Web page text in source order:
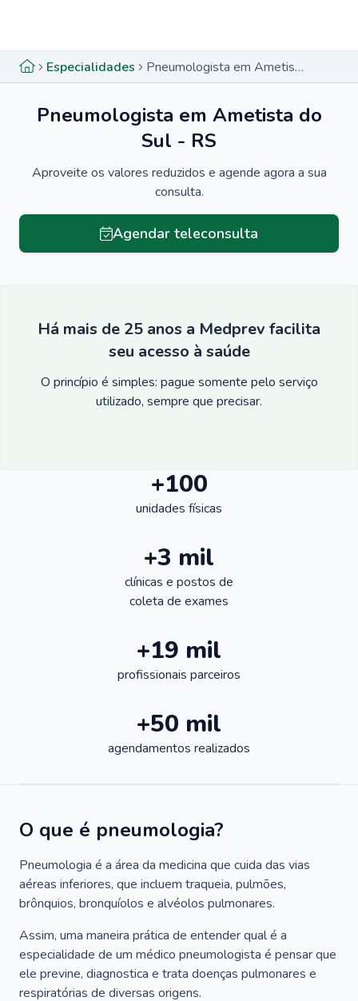
Especialidades Pneumologista em Ametista do Sul - RS
Pneumologista em Ametista do
Sul - RS
Aproveite os valores reduzidos e agende agora a sua
consulta.
Agendar teleconsulta
Há mais de 25 anos a Medprev facilita
seu acesso à saúde
O princípio é simples: pague somente pelo serviço
utilizado, sempre que precisar.
+100
unidades físicas
+3 mil
clínicas e postos de
coleta de exames
+19 mil
profissionais parceiros
+50 mil
agendamentos realizados
O que é pneumologia?
Pneumologia é a área da medicina que cuida das vias
aéreas inferiores, que incluem traqueia, pulmões,
brônquios, bronquíolos e alvéolos pulmonares.
Assim, uma maneira prática de entender qual é a
especialidade de um médico pneumologista é pensar que
ele previne, diagnostica e trata doenças pulmonares e
respiratórias de diversas origens.